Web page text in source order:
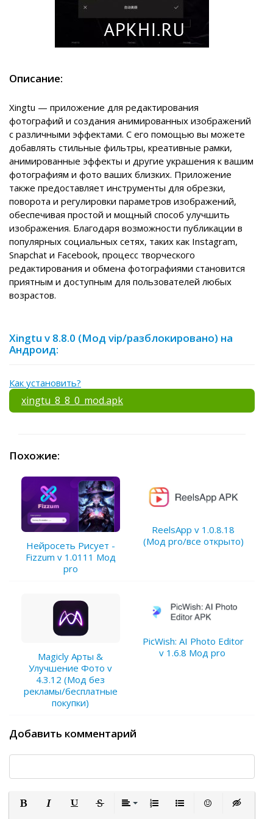
Описание:
Xingtu — приложение для редактирования
фотографий и создания анимированных изображений
с различными эффектами. С его помощью вы можете
добавлять стильные фильтры, креативные рамки,
анимированные эффекты и другие украшения к вашим
фотографиям и фото ваших близких. Приложение
также предоставляет инструменты для обрезки,
поворота и регулировки параметров изображений,
обеспечивая простой и мощный способ улучшить
изображения. Благодаря возможности публикации в
популярных социальных сетях, таких как Instagram,
Snapchat и Facebook, процесс творческого
редактирования и обмена фотографиями становится
приятным и доступным для пользователей любых
возрастов.
Xingtu v 8.8.0 (Мод vip/разблокировано) на
Андроид:
Как установить?
xingtu_8_8_0_mod.apk
Похожие:
Нейросеть Рисует -
Fizzum v 1.0111 Мод
pro
ReelsApp v 1.0.8.18
(Мод pro/все открыто)
Magicly Арты &
Улучшение Фото v
4.3.12 (Мод без
рекламы/бесплатные
покупки)
PicWish: AI Photo Editor
v 1.6.8 Мод pro
Добавить комментарий